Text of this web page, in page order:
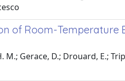
of Room-Temperature
M.; Gerace, D.; Drouard, E.;